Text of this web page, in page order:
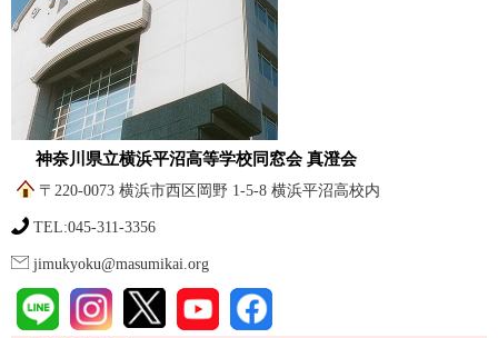
神奈川県立横浜平沼高等学校同窓会 真澄会
〒220-0073 横浜市西区岡野 1-5-8 横浜平沼高校内
TEL:045-311-3356
jimukyoku@masumikai.org